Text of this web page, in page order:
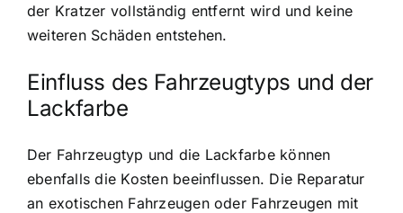
der Kratzer vollständig entfernt wird und keine
weiteren Schäden entstehen.
Einfluss des Fahrzeugtyps und der
Lackfarbe
Der Fahrzeugtyp und die Lackfarbe können
ebenfalls die Kosten beeinflussen. Die Reparatur
an exotischen Fahrzeugen oder Fahrzeugen mit